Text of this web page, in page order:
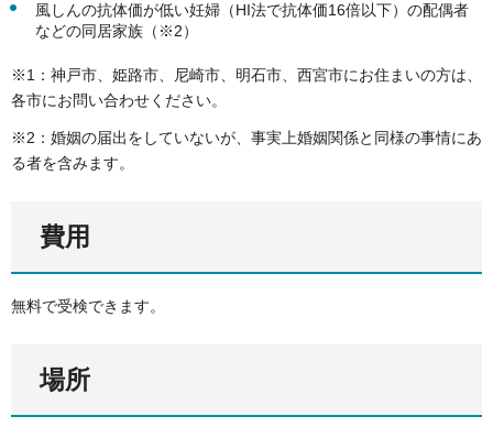
風しんの抗体価が低い妊婦（HI法で抗体価16倍以下）の配偶者
などの同居家族（※2）
※1：神戸市、姫路市、尼崎市、明石市、西宮市にお住まいの方は、
各市にお問い合わせください。
※2：婚姻の届出をしていないが、事実上婚姻関係と同様の事情にあ
る者を含みます。
費用
無料で受検できます。
場所